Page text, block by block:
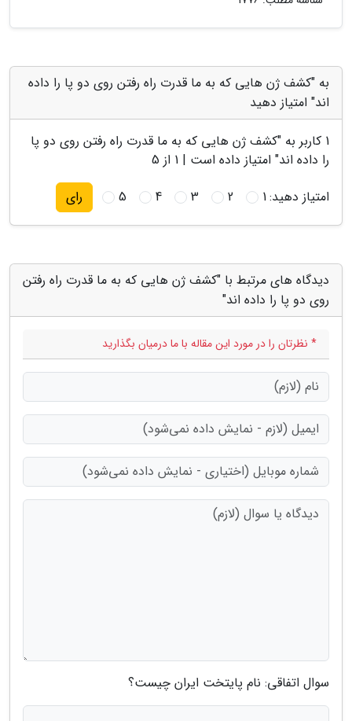
به "کشف ژن هایی که به ما قدرت راه رفتن روی دو پا را داده
اند" امتیاز دهید
1 کاربر به "کشف ژن هایی که به ما قدرت راه رفتن روی دو پا
را داده اند" امتیاز داده است | 1 از 5
امتیاز دهید:1
2
3
4
5 رای
دیدگاه های مرتبط با "کشف ژن هایی که به ما قدرت راه رفتن
روی دو پا را داده اند"
* نظرتان را در مورد این مقاله با ما درمیان بگذارید
سوال اتفاقی: نام پایتخت ایران چیست؟